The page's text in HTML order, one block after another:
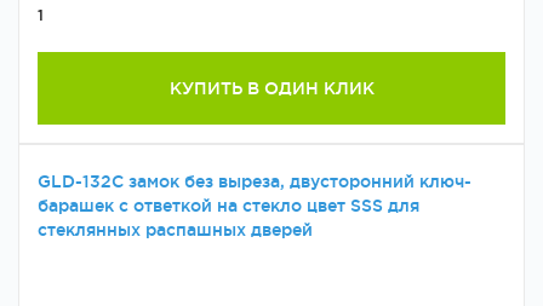
1
КУПИТЬ В ОДИН КЛИК
GLD-132C замок без выреза, двусторонний ключ-
барашек с ответкой на стекло цвет SSS для
стеклянных распашных дверей